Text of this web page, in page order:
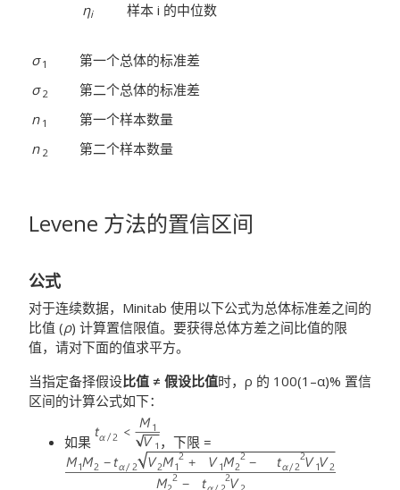
ηi 样本 i 的中位数
σ 1
第一个总体的标准差
σ 2
第二个总体的标准差
n 1
第一个样本数量
n 2 第二个样本数量
Levene 方法的置信区间
公式
对于连续数据，Minitab 使用以下公式为总体标准差之间的
比值 (ρ) 计算置信限值。要获得总体方差之间比值的限
值，请对下面的值求平方。
当指定备择假设比值 ≠ 假设比值时，ρ 的 100(1–α)% 置信
区间的计算公式如下：
如果 ，下限 =